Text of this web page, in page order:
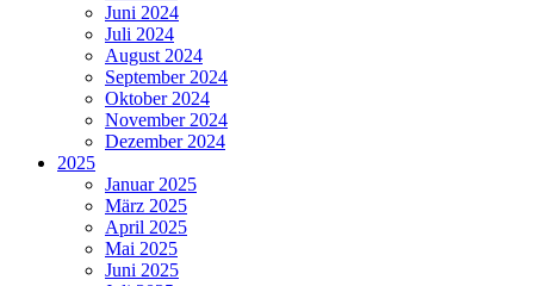
Juni 2024
Juli 2024
August 2024
September 2024
Oktober 2024
November 2024
Dezember 2024
2025
Januar 2025
März 2025
April 2025
Mai 2025
Juni 2025